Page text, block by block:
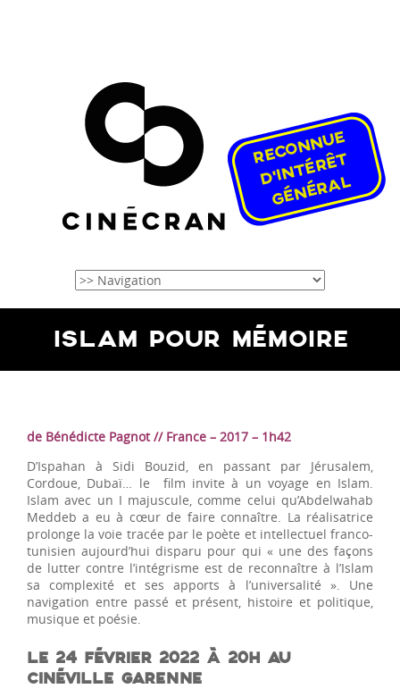
ISLAM POUR MÉMOIRE
de Bénédicte Pagnot // France – 2017 – 1h42
D’Ispahan à Sidi Bouzid, en passant par Jérusalem,
Cordoue, Dubaï… le film invite à un voyage en Islam.
Islam avec un I majuscule, comme celui qu’Abdelwahab
Meddeb a eu à cœur de faire connaître. La réalisatrice
prolonge la voie tracée par le poète et intellectuel franco-
tunisien aujourd’hui disparu pour qui « une des façons
de lutter contre l’intégrisme est de reconnaître à l’Islam
sa complexité et ses apports à l’universalité ». Une
navigation entre passé et présent, histoire et politique,
musique et poésie.
LE 24 FÉVRIER 2022 À 20H AU
CINÉVILLE GARENNE